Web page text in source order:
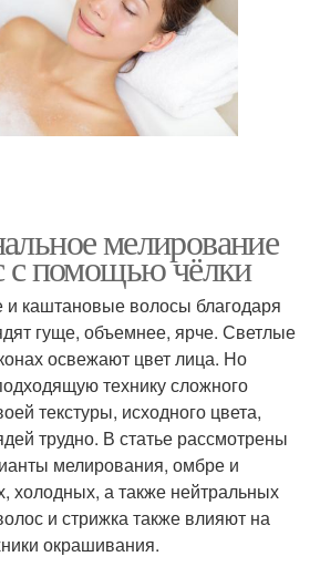
мелирование
с помощью чёлки
каштановые волосы благодаря
гуще, объемнее, ярче. Светлые
освежают цвет лица. Но
технику сложного
текстуры, исходного цвета,
трудно. В статье рассмотрены
мелирования, омбре и
холодных, а также нейтральных
и стрижка также влияют на
окрашивания.